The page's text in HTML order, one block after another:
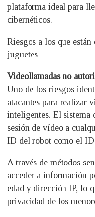
plataforma ideal para
cibernéticos.
Riesgos a los que
juguetes
Videollamadas no
Uno de los riesgos
atacantes para realizar
inteligentes. El sistema
sesión de vídeo a
ID del robot como el ID
A través de métodos
acceder a información
edad y dirección IP, lo
privacidad de los